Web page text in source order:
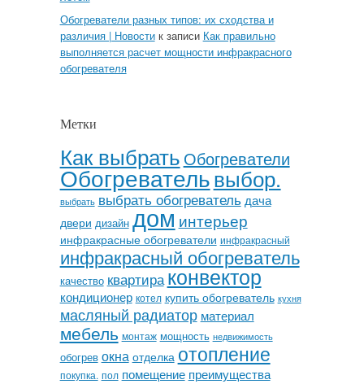
Обогреватели разных типов: их сходства и
различия | Новостик записи Как правильно
выполняется расчет мощности инфракрасного
обогревателя
Метки
Как выбрать Обогреватели
Обогревательвыбор.
выбрать выбрать обогреватель дача
двери дизайн дом интерьер
инфракрасные обогреватели инфракрасный
инфракрасный обогреватель
качество квартираконвектор
кондиционер котел купить обогреватель кухня
масляный радиатор материал
мебель монтаж мощность недвижимость
обогрев окна отделка отопление
покупка. пол помещение преимущества